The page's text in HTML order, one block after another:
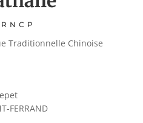
Traditionnelle Chinoise
FERRAND